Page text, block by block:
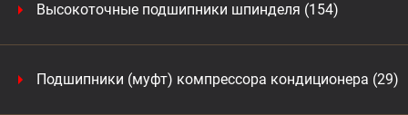
Высокоточные подшипники шпинделя (154)
Подшипники (муфт) компрессора кондиционера (29)